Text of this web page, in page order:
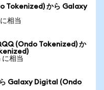
Tokenized) から Galaxy
相当
(Ondo Tokenized) か
に相当
Galaxy Digital (Ondo